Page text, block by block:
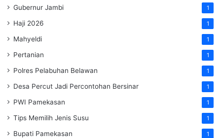
Gubernur Jambi 1
Haji 2026 1
Mahyeldi 1
Pertanian 1
Polres Pelabuhan Belawan 1
Desa Percut Jadi Percontohan Bersinar 1
PWI Pamekasan 1
Tips Memilih Jenis Susu 1
Bupati Pamekasan 1